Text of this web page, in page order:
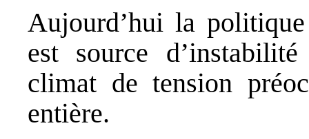
Aujourd’hui la
est source
climat de tension
entière.